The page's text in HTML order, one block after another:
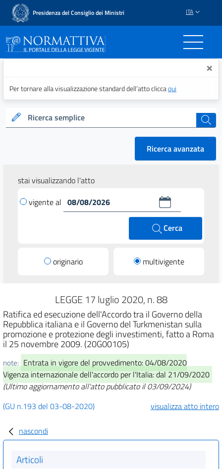
Presidenza del Consiglio dei Ministri ITA
Normattiva - Il portale ×
Per tornare alla visualizzazione standard dell’atto cliccaqui
Ricerca semplice cerca
Ricerca avanzata
stai visualizzando l'atto
vigente al
Cerca
originario multivigente
LEGGE 17 luglio 2020, n. 88
Ratifica ed esecuzione dell'Accordo tra il Governo della
Repubblica italiana e il Governo del Turkmenistan sulla
promozione e protezione degli investimenti, fatto a Roma
il 25 novembre 2009. (20G00105)
note: Entrata in vigore del provvedimento: 04/08/2020
Vigenza internazionale dell'accordo per l'Italia: dal 21/09/2020
(Ultimo aggiornamento all'atto pubblicato il 03/09/2024)
(GU n.193 del 03-08-2020)
visualizza atto intero
nascondi
Articoli